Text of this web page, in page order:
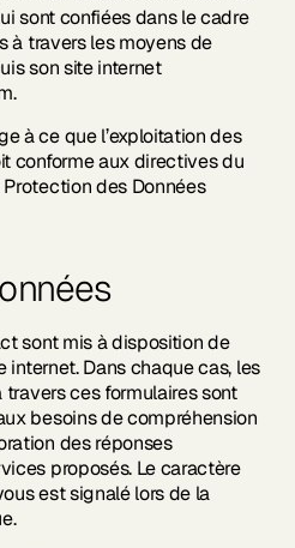
sont confiées dans le cadre
à travers les moyens de
son site internet
à ce que l’exploitation des
conforme aux directives du
des Données
sont mis à disposition de
internet. Dans chaque cas, les
ces formulaires sont
besoins de compréhension
des réponses
proposés. Le caractère
est signalé lors de la